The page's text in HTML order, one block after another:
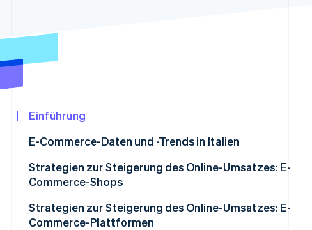
Start-up-Gründung
Climate
Stripe-Sessions 2026
Jetzt ansehen
Einführung
E-Commerce-Daten und -Trends in Italien
Strategien zur Steigerung des Online-Umsatzes: E-
Commerce-Shops
Die Nutzererfahrung verbessern
Strategien zur Steigerung des Online-Umsatzes: E-
Commerce-Plattformen